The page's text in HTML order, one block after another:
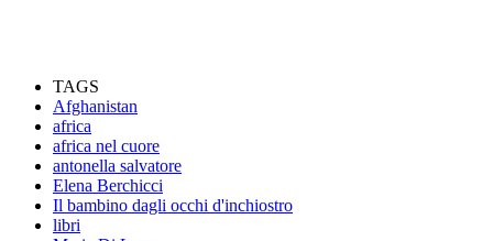
TAGS
Afghanistan
africa
africa nel cuore
antonella salvatore
Elena Berchicci
Il bambino dagli occhi d'inchiostro
libri